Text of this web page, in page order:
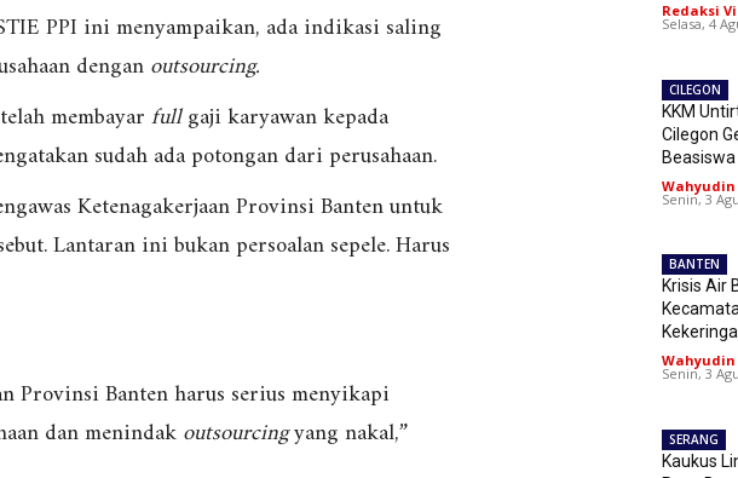
PPI ini menyampaikan, ada indikasi saling
denganoutsourcing.
membayarfullgaji karyawan kepada
sudah ada potongan dari perusahaan.
Ketenagakerjaan Provinsi Banten untuk
Lantaran ini bukan persoalan sepele. Harus
Provinsi Banten harus serius menyikapi
dan menindakoutsourcingyang nakal,”
Redaksi
Selasa, 4
CILEGON
KKM
Cilegon
Wahyudin
Senin, 3
BANTEN
Krisis Air
Wahyudin
Senin, 3
SERANG
Kaukus